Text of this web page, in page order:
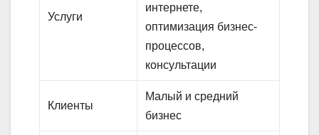
Услуги
интернете,
оптимизация бизнес-
процессов,
консультации
Клиенты
Малый и средний
бизнес